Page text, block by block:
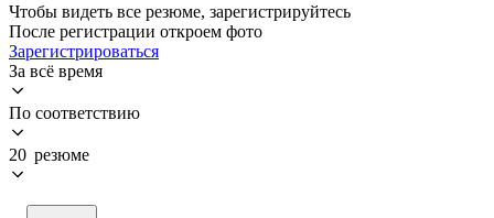
Чтобы видеть все резюме, зарегистрируйтесь
После регистрации откроем фото
Зарегистрироваться
За всё время
По соответствию
20 резюме